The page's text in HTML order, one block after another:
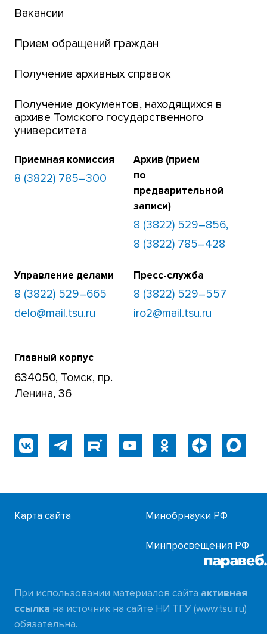
Платежи онлайн
Банк инициатив по развитию университета
Вакансии
Прием обращений граждан
Получение архивных справок
Получение документов, находящихся в
архиве Томского государственного
университета
Приемная комиссия
8 (3822) 785–300
Архив (прием
по
предварительной
записи)
8 (3822) 529–856,
8 (3822) 785–428
Управление делами
8 (3822) 529–665
delo@mail.tsu.ru
Пресс-служба
8 (3822) 529–557
iro2@mail.tsu.ru
Главный корпус
634050, Томск, пр.
Ленина, 36
Карта сайта Минобрнауки РФ
Минпросвещения РФ
При использовании материалов сайта активная
ссылка на источник на сайте НИ ТГУ (www.tsu.ru)
обязательна.